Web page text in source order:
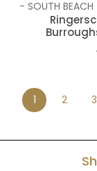
Oldal
1 Oldal
2 3